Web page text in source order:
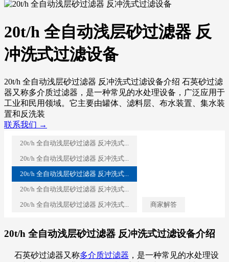
20t/h 全自动浅层砂过滤器 反
冲洗式过滤设备
20t/h 全自动浅层砂过滤器 反冲洗式过滤设备介绍 石英砂过滤
器又称多介质过滤器，是一种常见的水处理设备，广泛应用于
工业和民用领域。它主要由罐体、滤料层、布水装置、集水装
置和反洗装
联系我们 →
20t/h 全自动浅层砂过滤器 反冲洗式...
20t/h 全自动浅层砂过滤器 反冲洗式...
20t/h 全自动浅层砂过滤器 反冲洗式...
20t/h 全自动浅层砂过滤器 反冲洗式...
20t/h 全自动浅层砂过滤器 反冲洗式...
商家解答
20t/h 全自动浅层砂过滤器 反冲洗式过滤设备介绍
石英砂过滤器又称多介质过滤器 ， 是一种常见的水处理设